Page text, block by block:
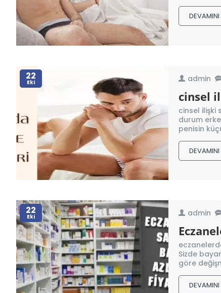
22
Eki admin
cinsel
cinsel ilişki
durum
penisin
22
Eki admin
Sizde
göre